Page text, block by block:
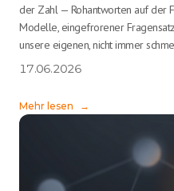
der Zahl — Rohantworten auf der
Modelle, eingefrorener
unsere eigenen, nicht immer
17.06.2026
Mehr lesen →